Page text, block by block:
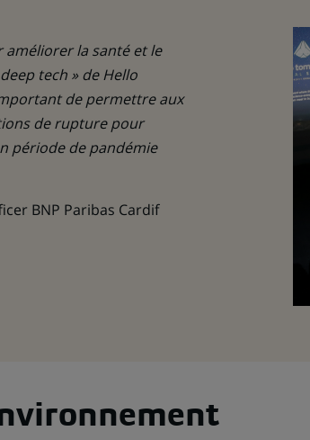
la santé et le
tech » de Hello
de permettre aux
de rupture pour
période de pandémie
BNP Paribas Cardif